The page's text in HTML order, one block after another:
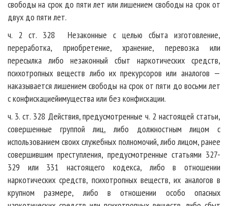
свободы на срок до пяти лет или лишением свободы на срок от
двух до пяти лет.
ч. 2 ст. 328 Незаконные с целью сбыта изготовление,
переработка, приобретение, хранение, перевозка или
пересылка либо незаконный сбыт наркотических средств,
психотропных веществ либо их прекурсоров или аналогов —
наказывается лишением свободы на срок от пяти до восьми лет
с конфискациейимущества или без конфискации.
ч. 3. ст. 328 Действия, предусмотренные ч. 2 настоящей статьи,
совершенные группой лиц, либо должностным лицом с
использованием своих служебных полномочий, либо лицом, ранее
совершившим преступления, предусмотренные статьями 327-
329 или 331 настоящего кодекса, либо в отношении
наркотических средств, психотропных веществ, их аналогов в
крупном размере, либо в отношении особо опасных